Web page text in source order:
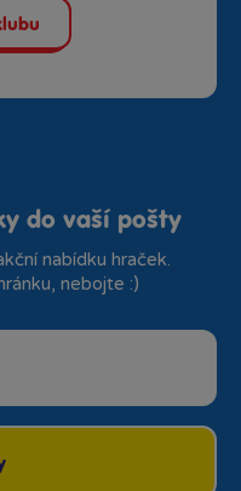
do vaší pošty
nabídku hraček.
nebojte :)